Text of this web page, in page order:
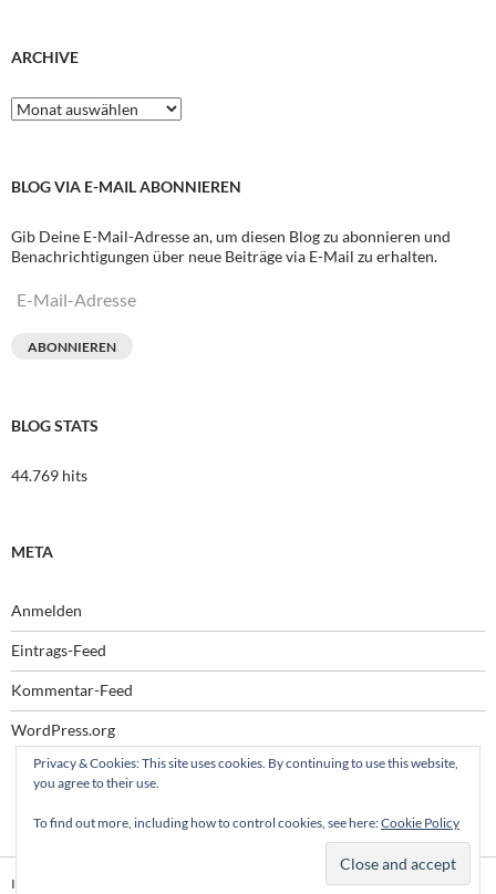
ARCHIVE
Archive
BLOG VIA E-MAIL ABONNIEREN
Gib Deine E-Mail-Adresse an, um diesen Blog zu abonnieren und
Benachrichtigungen über neue Beiträge via E-Mail zu erhalten.
E-
ABONNIEREN
BLOG STATS
44.769 hits
META
Anmelden
Eintrags-Feed
Kommentar-Feed
WordPress.org
Impressum
Privacy & Cookies: This site uses cookies. By continuing to use this website,
you agree to their use.
To find out more, including how to control cookies, see here:Cookie Policy